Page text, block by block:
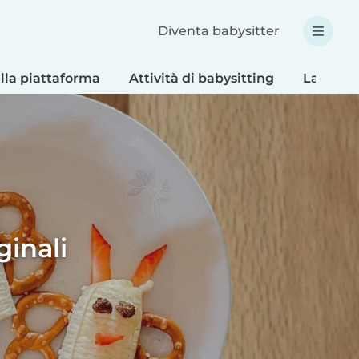
Diventa babysitter
piattaforma Attività di babysitting